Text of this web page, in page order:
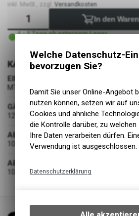
inkl. MwSt., zzgl. Versandkosten
In den
4 - 5 Tage ab externem Lager
KASSETTE
EINSATZBEREICH
MTB
GÄNGE
12 Gang
ABSTUFUNG
10-45
ABSTUFUNG EXAKT
10-12-14-16-18-21-24-28-32-36-40-45
Welche Datenschutz-
bevorzugen Sie?
Damit Sie unser Online-Angebot
nutzen können, setzen wir auf
Cookies und ähnliche
die Kontrolle darüber, zu
Ihre Daten verarbeiten dürfen.
Verwendung ist ausgeschlossen.
Datenschutzerklärung
bestimmte